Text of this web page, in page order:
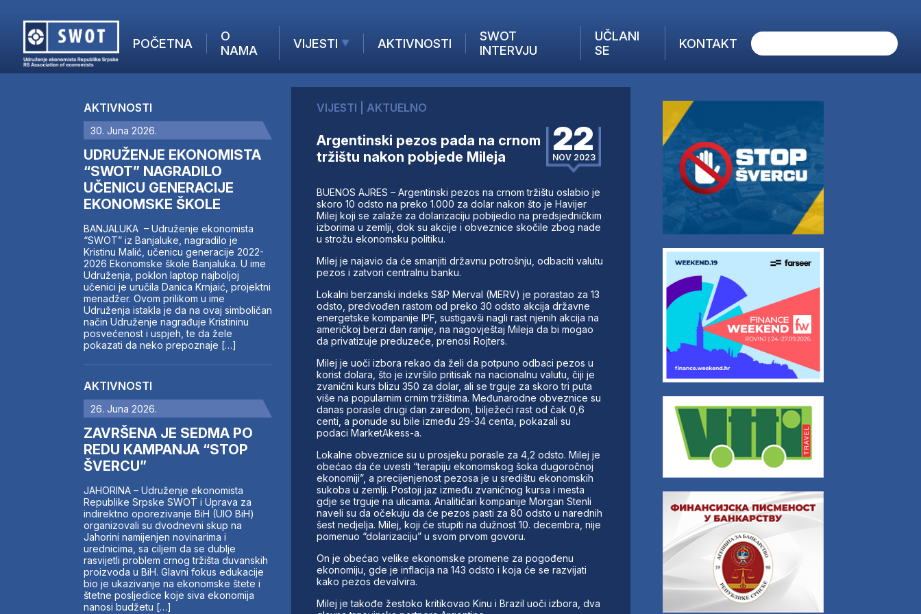
POČETNA
O
NAMA
VIJESTI
AKTUELNO
KOMPANIJE
FINANSIJE
IZ STRANIH MEDIJA
AKTIVNOSTI
SWOT
INTERVJU
UČLANI
SE
KONTAKT
AKTUELNO
ANALIZE
KOMPANIJE
FINANSIJE
IZ STRANIH MEDIJA
AKTIVNOSTI
SWOT INTERVJU
UČLANI SE
KONTAKT
AKTIVNOSTI
30. Juna 2026.
UDRUŽENJE EKONOMISTA
“SWOT” NAGRADILO
UČENICU GENERACIJE
EKONOMSKE ŠKOLE
BANJALUKA – Udruženje ekonomista
“SWOT” iz Banjaluke, nagradilo je
Kristinu Malić, učenicu generacije 2022-
2026 Ekonomske škole Banjaluka. U ime
Udruženja, poklon laptop najboljoj
učenici je uručila Danica Krnjaić, projektni
menadžer. Ovom prilikom u ime
Udruženja istakla je da na ovaj simboličan
način Udruženje nagrađuje Kristininu
posvećenost i uspjeh, te da žele
pokazati da neko prepoznaje […]
AKTIVNOSTI
26. Juna 2026.
ZAVRŠENA JE SEDMA PO
REDU KAMPANJA “STOP
ŠVERCU”
JAHORINA – Udruženje ekonomista
Republike Srpske SWOT i Uprava za
indirektno oporezivanje BiH (UIO BiH)
organizovali su dvodnevni skup na
Jahorini namijenjen novinarima i
urednicima, sa ciljem da se dublje
rasvijetli problem crnog tržišta duvanskih
proizvoda u BiH. Glavni fokus edukacije
bio je ukazivanje na ekonomske štete i
štetne posljedice koje siva ekonomija
nanosi budžetu […]
VIJESTI AKTUELNO
Argentinski pezos pada na crnom
tržištu nakon pobjede Mileja
22
NOV 2023
BUENOS AJRES – Argentinski pezos na crnom tržištu oslabio je
skoro 10 odsto na preko 1.000 za dolar nakon što je Havijer
Milej koji se zalaže za dolarizaciju pobijedio na predsjedničkim
izborima u zemlji, dok su akcije i obveznice skočile zbog nade
u strožu ekonomsku politiku.
Milej je najavio da će smanjiti državnu potrošnju, odbaciti valutu
pezos i zatvori centralnu banku.
Lokalni berzanski indeks S&P Merval (MERV) je porastao za 13
odsto, predvođen rastom od preko 30 odsto akcija državne
energetske kompanije IPF, sustigavši nagli rast njenih akcija na
američkoj berzi dan ranije, na nagovještaj Mileja da bi mogao
da privatizuje preduzeće, prenosi Rojters.
Milej je uoči izbora rekao da želi da potpuno odbaci pezos u
korist dolara, što je izvršilo pritisak na nacionalnu valutu, čiji je
zvanični kurs blizu 350 za dolar, ali se trguje za skoro tri puta
više na popularnim crnim tržištima. Međunarodne obveznice su
danas porasle drugi dan zaredom, bilježeći rast od čak 0,6
centi, a ponude su bile između 29-34 centa, pokazali su
podaci MarketAkess-a.
Lokalne obveznice su u prosjeku porasle za 4,2 odsto. Milej je
obećao da će uvesti “terapiju ekonomskog šoka dugoročnoj
ekonomiji”, a precijenjenost pezosa je u središtu ekonomskih
sukoba u zemlji. Postoji jaz između zvaničnog kursa i mesta
gdje se trguje na ulicama. Analitičari kompanije Morgan Stenli
naveli su da očekuju da će pezos pasti za 80 odsto u narednih
šest nedjelja. Milej, koji će stupiti na dužnost 10. decembra, nije
pomenuo “dolarizaciju” u svom prvom govoru.
On je obećao velike ekonomske promene za pogođenu
ekonomiju, gde je inflacija na 143 odsto i koja će se razvijati
kako pezos devalvira.
Milej je takođe žestoko kritikovao Kinu i Brazil uoči izbora, dva